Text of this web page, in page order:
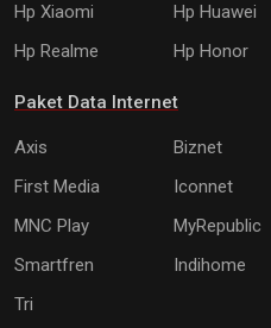
Hp Xiaomi
Hp Huawei
Hp Realme
Hp Honor
Paket Data Internet
Axis Biznet
First Media
Iconnet
MNC Play
MyRepublic
Smartfren
Indihome
Tri